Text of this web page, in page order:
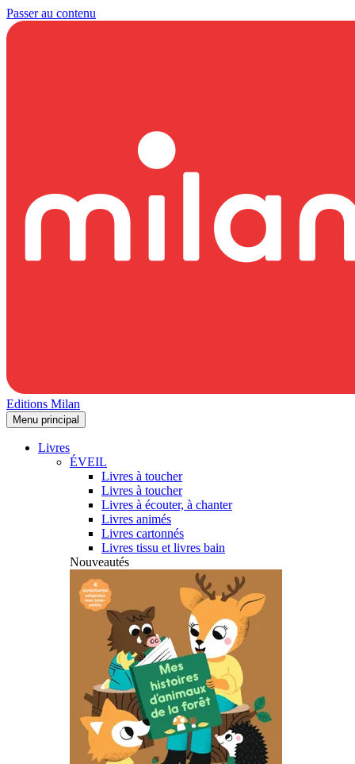
Passer au contenu
Editions Milan
Menu principal
Livres
ÉVEIL
Livres à toucher
Livres à toucher
Livres à écouter, à chanter
Livres animés
Livres cartonnés
Livres tissu et livres bain
Nouveautés